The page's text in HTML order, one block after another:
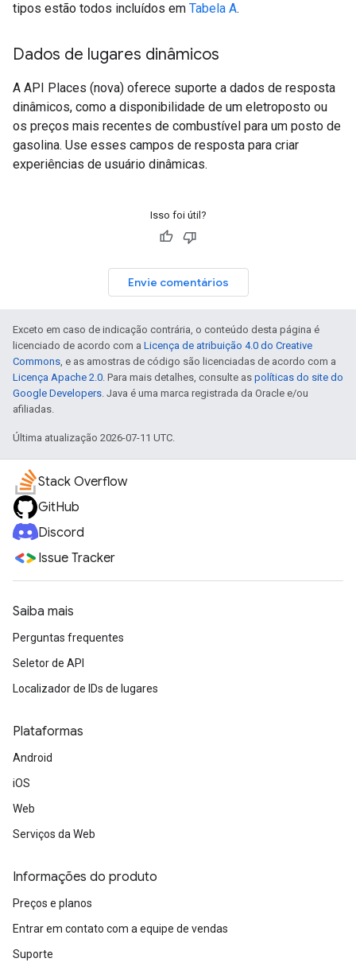
tipos estão todos incluídos em Tabela A.
Dados de lugares dinâmicos
A API Places (nova) oferece suporte a dados de resposta
dinâmicos, como a disponibilidade de um eletroposto ou
os preços mais recentes de combustível para um posto de
gasolina. Use esses campos de resposta para criar
experiências de usuário dinâmicas.
Isso foi útil?
Envie comentários
Exceto em caso de indicação contrária, o conteúdo desta página é
licenciado de acordo com a Licença de atribuição 4.0 do Creative
Commons, e as amostras de código são licenciadas de acordo com a
Licença Apache 2.0. Para mais detalhes, consulte as políticas do site do
Google Developers. Java é uma marca registrada da Oracle e/ou
afiliadas.
Última atualização 2026-07-11 UTC.
Stack Overflow
GitHub
Discord
Issue Tracker
Saiba mais
Perguntas frequentes
Seletor de API
Localizador de IDs de lugares
Plataformas
Android
iOS
Web
Serviços da Web
Informações do produto
Preços e planos
Entrar em contato com a equipe de vendas
Suporte